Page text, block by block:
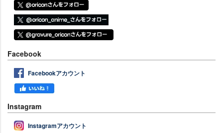
Facebook
Facebookアカウント
Instagram
Instagramアカウント